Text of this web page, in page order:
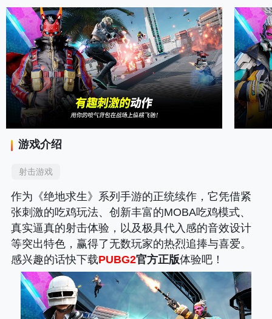
游戏介绍
射击游戏
作为《绝地求生》系列手游的正统续作，它凭借紧
张刺激的吃鸡玩法、创新丰富的MOBA吃鸡模式、
真实逼真的射击体验，以及极具代入感的音效设计
等突出特色，赢得了无数玩家的热烈追捧与喜爱。
感兴趣的话快下载PUBG2官方正版体验吧！